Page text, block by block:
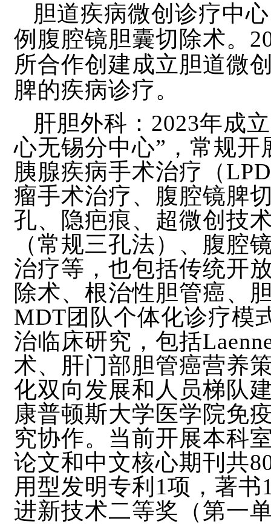
胆道疾病微创诊疗中
例腹腔镜胆囊切除术。
所合作创建成立胆道微
脾的疾病诊疗。
肝胆外科： 2023年成
心无锡分中心”，常规
胰腺疾病手术治疗（
瘤手术治疗、腹腔镜脾
孔、隐疤痕、超微创技
（常规三孔法）、腹腔
治疗等，也包括传统开
除术、根治性胆管癌、
MDT团队个体化诊疗模
治临床研究，包括
术、肝门部胆管癌营养
化双向发展和人员梯队
康普顿斯大学医学院免
究协作。当前开展本科
论文和中文核心期刊共
用型发明专利1项，著
进新技术二等奖（第一